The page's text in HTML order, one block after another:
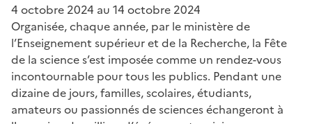
4 octobre 2024 au 14 octobre 2024
Organisée, chaque année, par le ministère de
l’Enseignement supérieur et de la Recherche, la Fête
de la science s’est imposée comme un rendez-vous
incontournable pour tous les publics. Pendant une
dizaine de jours, familles, scolaires, étudiants,
amateurs ou passionnés de sciences échangeront à